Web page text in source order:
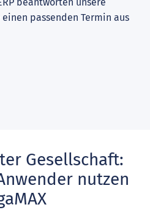
beantworten unsere
passenden Termin aus
Gesellschaft:
nutzen